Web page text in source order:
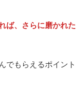
ば、さらに磨かれた
でもらえるポイント